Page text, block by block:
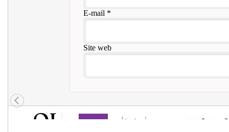
E-mail *
Site web